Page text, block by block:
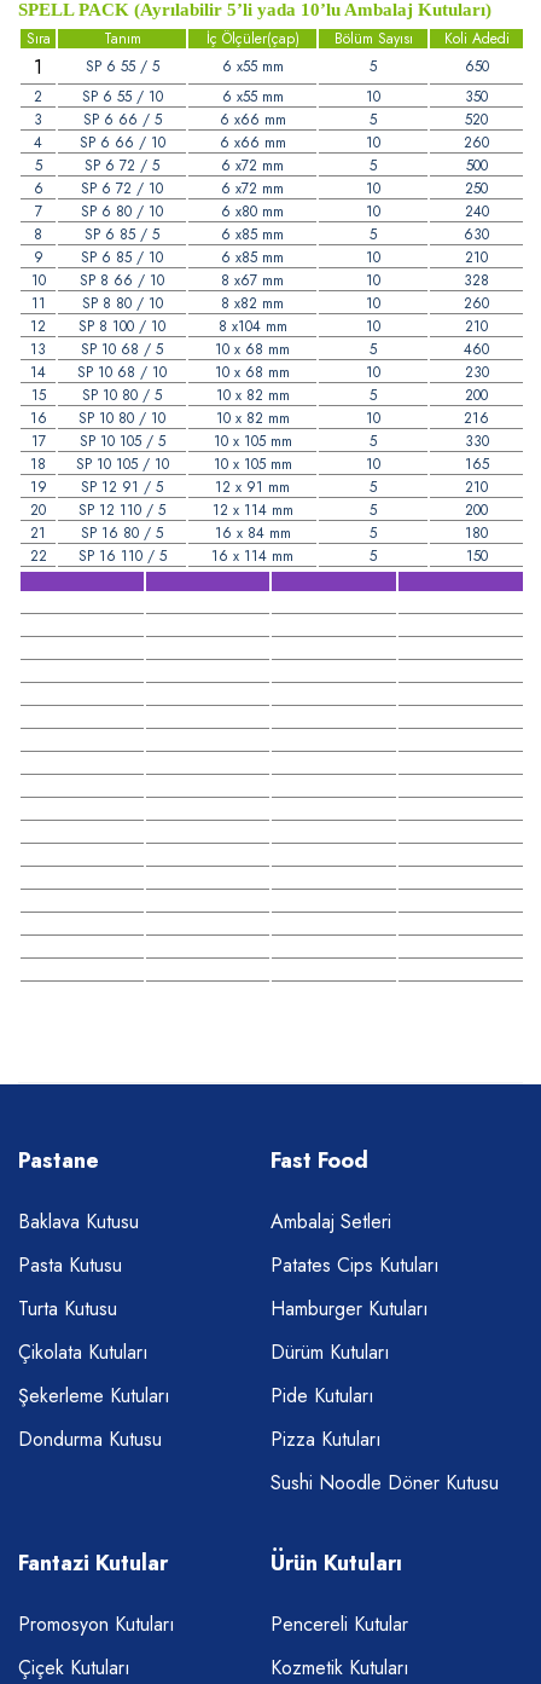
SPELL PACK (Ayrılabilir 5’li yada 10’lu Ambalaj Kutuları)
Sıra Tanım İç Ölçüler(çap) Bölüm Sayısı Koli Adedi
1 SP 6 55 / 5 6 x55 mm 5
650
2
SP 6 55 / 10 6 x55 mm 10
350
3
SP 6 66 / 5 6 x66 mm 5
520
4
SP 6 66 / 10 6 x66 mm 10
260
5
SP 6 72 / 5 6 x72 mm 5
500
6
SP 6 72 / 10 6 x72 mm 10
250
7
SP 6 80 / 10 6 x80 mm 10
240
8
SP 6 85 / 5 6 x85 mm 5
630
9
SP 6 85 / 10 6 x85 mm 10
210
10
SP 8 66 / 10 8 x67 mm 10
328
11
SP 8 80 / 10 8 x82 mm 10
260
12
SP 8 100 / 10 8 x104 mm 10
210
13
SP 10 68 / 5 10 x 68 mm 5
460
14
SP 10 68 / 10 10 x 68 mm 10
230
15
SP 10 80 / 5 10 x 82 mm 5
200
16
SP 10 80 / 10 10 x 82 mm 10
216
17
SP 10 105 / 5 10 x 105 mm 5
330
18
SP 10 105 / 10 10 x 105 mm 10
165
19
SP 12 91 / 5 12 x 91 mm 5
210
20
SP 12 110 / 5 12 x 114 mm 5
200
21
SP 16 80 / 5 16 x 84 mm 5
180
22
SP 16 110 / 5 16 x 114 mm 5 150
Pastane
Baklava Kutusu
Pasta Kutusu
Turta Kutusu
Çikolata Kutuları
Şekerleme Kutuları
Dondurma Kutusu
Fast Food
Ambalaj Setleri
Patates Cips Kutuları
Hamburger Kutuları
Dürüm Kutuları
Pide Kutuları
Pizza Kutuları
Sushi Noodle Döner Kutusu
Fantazi Kutular
Promosyon Kutuları
Çiçek Kutuları
Ürün Kutuları
Pencereli Kutular
Kozmetik Kutuları